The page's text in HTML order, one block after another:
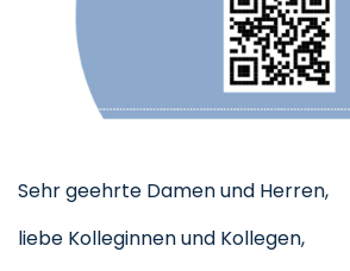
Sehr geehrte Damen und Herren,
liebe Kolleginnen und Kollegen,